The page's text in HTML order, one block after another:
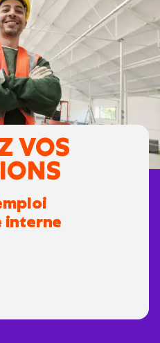
VOS
interne